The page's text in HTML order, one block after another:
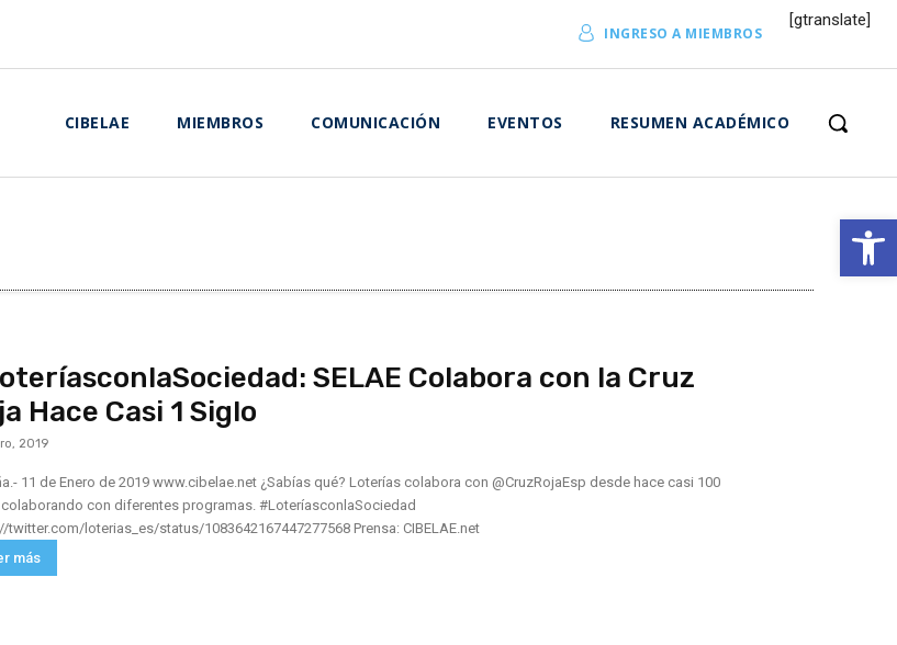
Abrir
INGRESO A MIEMBROS
[gtranslate]
CIBELAE MIEMBROS COMUNICACIÓN EVENTOS RESUMEN ACADÉMICO
SELAE Colabora con la Cruz
Hace Casi 1 Siglo
2019
11 de Enero de 2019 www.cibelae.net ¿Sabías qué? Loterías colabora con @CruzRojaEsp desde hace casi 100
colaborando con diferentes programas. #LoteríasconlaSociedad
https://twitter.com/loterias_es/status/1083642167447277568 Prensa: CIBELAE.net
más